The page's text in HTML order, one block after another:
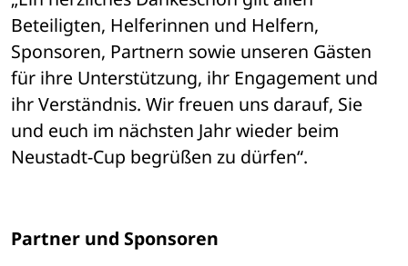
Beteiligten, Helferinnen und Helfern,
Sponsoren, Partnern sowie unseren Gästen
für ihre Unterstützung, ihr Engagement und
ihr Verständnis. Wir freuen uns darauf, Sie
und euch im nächsten Jahr wieder beim
Neustadt-Cup begrüßen zu dürfen“.
Partner und Sponsoren